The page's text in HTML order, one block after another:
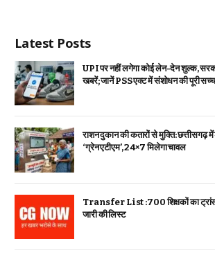
Latest Posts
UPI पर नहीं लगेगा कोई लेन-देन शुल्क,
खबरें; जानें PSS एक्ट में संशोधन की पूरी
राशन दुकान की कतारों से मुक्ति:
‘ग्रेन एटीएम’, 24×7 मिलेगा चावल
Transfer List :700 शिक्षकों का
जारी की लिस्ट